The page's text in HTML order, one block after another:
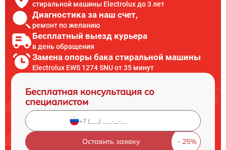
стиральной машины Electrolux до 3 лет
Диагностика за наш счет,
ремонт по желанию
Бесплатный выезд курьера
в день обращения
Замена опоры бака стиральной машины
Electrolux EWS 1274 SNU от 35 минут
Бесплатная консультация со
специалистом
Оставить заявку